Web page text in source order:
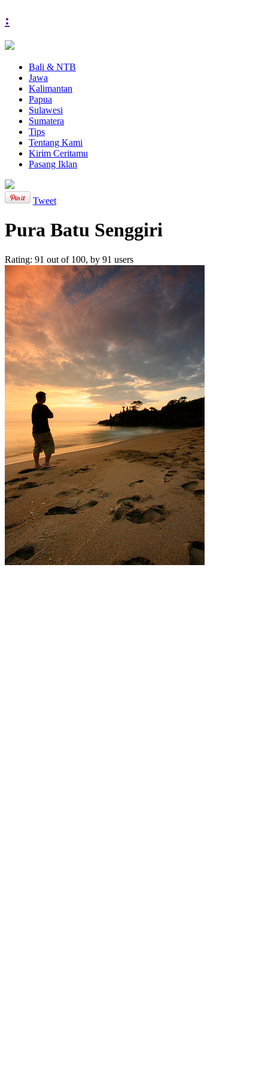
:
Bali & NTB
Jawa
Kalimantan
Papua
Sulawesi
Sumatera
Tips
Tentang Kami
Kirim Ceritamu
Pasang Iklan
Tweet
Pura Batu Senggiri
Rating: 91 out of 100, by 91 users